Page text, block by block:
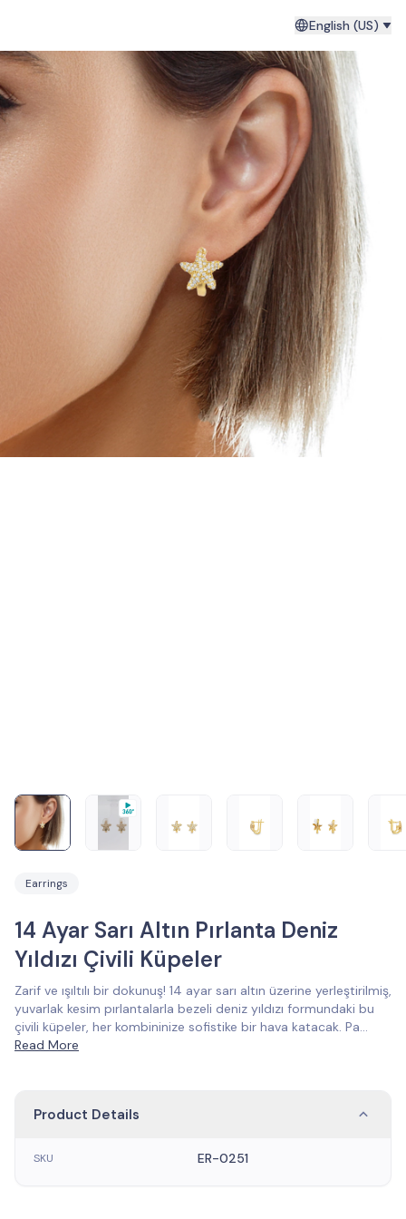
English (US)
Earrings
14 Ayar Sarı Altın Pırlanta Deniz
Yıldızı Çivili Küpeler
Zarif ve ışıltılı bir dokunuş! 14 ayar sarı altın üzerine yerleştirilmiş,
yuvarlak kesim pırlantalarla bezeli deniz yıldızı formundaki bu
çivili küpeler, her kombininize sofistike bir hava katacak. Pa...
Read More
Product Details
SKU ER-0251